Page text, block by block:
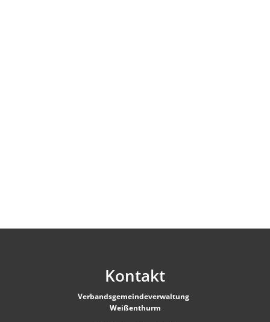
Kontakt
Verbandsgemeindeverwaltung
Weißenthurm